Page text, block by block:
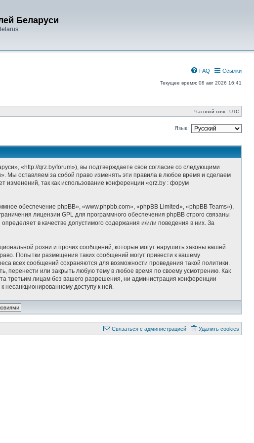
Беларуси
Ссылки
FAQ
Текущее время: 08 авг 2026 16:41
Часовой пояс: UTC
Язык:
«http://qrz.by/forum»), вы подтверждаете своё согласие со следующими
Мы оставляем за собой право изменять эти правила в любое время и сделаем
изменений, так как использование конференции «qrz.by : форум
обеспечение phpBB», «www.phpbb.com», «phpBB Limited», «phpBB Teams»),
лицензии GPL для программного обеспечения phpBB строго связаны
в качестве допустимого содержания и/или поведения в них. За
розни и прочих сообщений, которые могут нарушить законы вашей
Попытки размещения таких сообщений могут привести к вашему
всех сообщений сохраняются для возможности проведения такой политики.
перенести или закрыть любую тему в любое время по своему усмотрению. Как
третьим лицам без вашего разрешения, ни администрация конференции
несанкционированному доступу к ней.
Удалить cookies
Связаться с администрацией